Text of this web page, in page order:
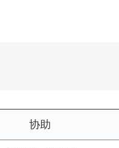
协助